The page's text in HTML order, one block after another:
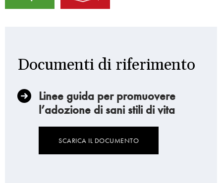
Documenti di riferimento
Linee guida per promuovere
l’adozione di sani stili di vita
SCARICA IL DOCUMENTO